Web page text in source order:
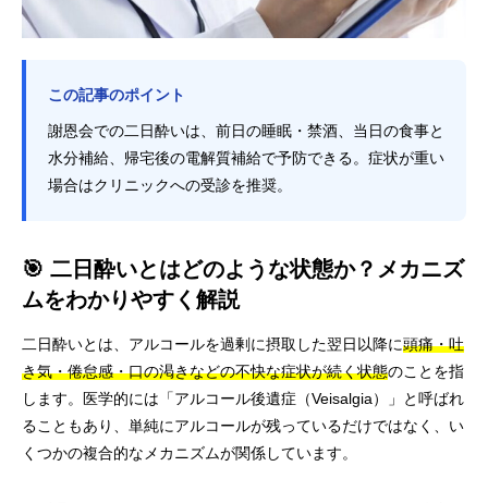
この記事のポイント
謝恩会での二日酔いは、前日の睡眠・禁酒、当日の食事と
水分補給、帰宅後の電解質補給で予防できる。症状が重い
場合はクリニックへの受診を推奨。
🎯 二日酔いとはどのような状態か？メカニズ
ムをわかりやすく解説
二日酔いとは、アルコールを過剰に摂取した翌日以降に頭痛・吐
き気・倦怠感・口の渇きなどの不快な症状が続く状態のことを指
します。医学的には「アルコール後遺症（Veisalgia）」と呼ばれ
ることもあり、単純にアルコールが残っているだけではなく、い
くつかの複合的なメカニズムが関係しています。